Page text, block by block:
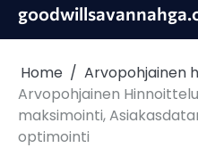
Skip
Home
Arvopohjainen
Arvopohjainen
maksimointi,
optimointi